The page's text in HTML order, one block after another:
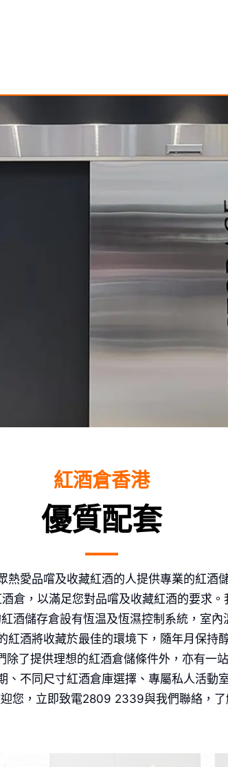
月租低至$200*
5423 5607與
！
報價
則約束
紅酒倉香港
優質配套
熱愛品嚐及收藏紅酒的人提供專業的紅酒
倉，以滿足您對品嚐及收藏紅酒的要求
酒儲存倉設有恆温及恆濕控制系統，室
紅酒將收藏於最佳的環境下，隨年月保持
了提供理想的紅酒倉儲條件外，亦有一
、不同尺寸紅酒倉庫選擇、專屬私人活動
您，立即致電2809 2339與我們聯絡，